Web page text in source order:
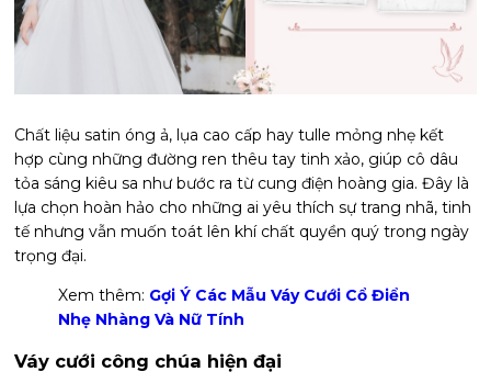
Chất liệu satin óng ả, lụa cao cấp hay tulle mỏng nhẹ kết
hợp cùng những đường ren thêu tay tinh xảo, giúp cô dâu
tỏa sáng kiêu sa như bước ra từ cung điện hoàng gia. Đây là
lựa chọn hoàn hảo cho những ai yêu thích sự trang nhã, tinh
tế nhưng vẫn muốn toát lên khí chất quyền quý trong ngày
trọng đại.
Xem thêm: Gợi Ý Các Mẫu Váy Cưới Cổ Điển
Nhẹ Nhàng Và Nữ Tính
Váy cưới công chúa hiện đại